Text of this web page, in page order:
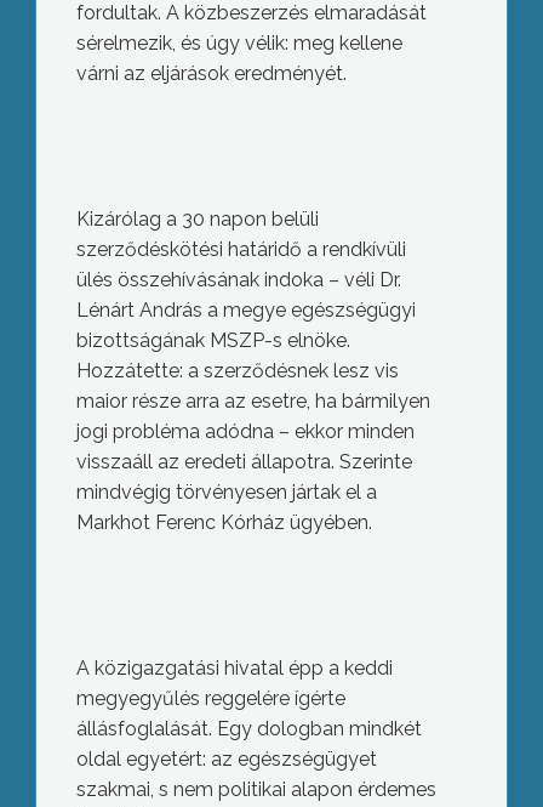
fordultak. A közbeszerzés elmaradását
sérelmezik, és úgy vélik: meg kellene
várni az eljárások eredményét.
Kizárólag a 30 napon belüli
szerződéskötési határidő a rendkívüli
ülés összehívásának indoka – véli Dr.
Lénárt András a megye egészségügyi
bizottságának MSZP-s elnöke.
Hozzátette: a szerződésnek lesz vis
maior része arra az esetre, ha bármilyen
jogi probléma adódna – ekkor minden
visszaáll az eredeti állapotra. Szerinte
mindvégig törvényesen jártak el a
Markhot Ferenc Kórház ügyében.
A közigazgatási hivatal épp a keddi
megyegyűlés reggelére ígérte
állásfoglalását. Egy dologban mindkét
oldal egyetért: az egészségügyet
szakmai, s nem politikai alapon érdemes